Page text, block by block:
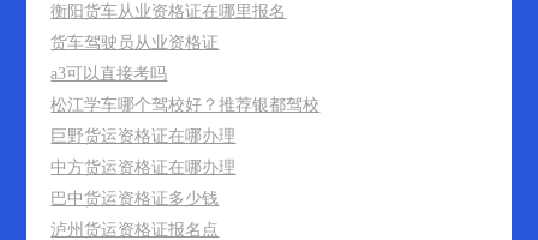
衡阳货车从业资格证在哪里报名
货车驾驶员从业资格证
a3可以直接考吗
松江学车哪个驾校好？推荐银都驾校
巨野货运资格证在哪办理
中方货运资格证在哪办理
巴中货运资格证多少钱
泸州货运资格证报名点